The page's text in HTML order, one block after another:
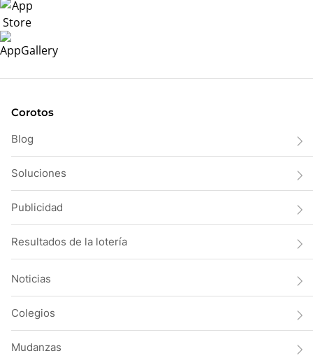
Corotos
Blog
Soluciones
Publicidad
Resultados de la lotería
Noticias
Colegios
Mudanzas